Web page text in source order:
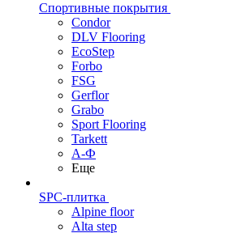
Спортивные покрытия
Condor
DLV Flooring
EcoStep
Forbo
FSG
Gerflor
Grabo
Sport Flooring
Tarkett
А-Ф
Еще
SPC-плитка
Alpine floor
Alta step